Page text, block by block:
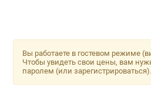
Вы работаете в гостевом режиме
Чтобы увидеть свои цены, вам
паролем (или зарегистрироваться).